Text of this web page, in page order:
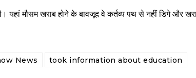
यहां मौसम खराब होने के बावजूद वे कर्तव्य पथ से नहीं डिगे और
News took information about education